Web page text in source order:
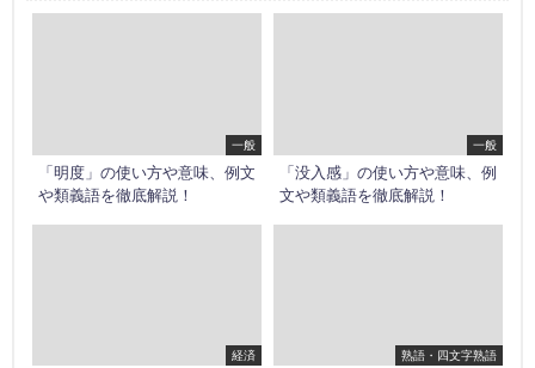
一般
「明度」の使い方や意味、例文
や類義語を徹底解説！
一般
「没入感」の使い方や意味、例
文や類義語を徹底解説！
経済 熟語・四文字熟語